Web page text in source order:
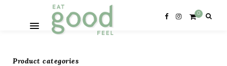
0
Product categories